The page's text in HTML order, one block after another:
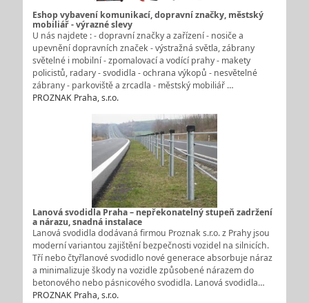
Eshop vybavení komunikací, dopravní značky, městský
mobiliář - výrazné slevy
U nás najdete : - dopravní značky a zařízení - nosiče a
upevnění dopravních značek - výstražná světla, zábrany
světelné i mobilní - zpomalovací a vodící prahy - makety
policistů, radary - svodidla - ochrana výkopů - nesvětelné
zábrany - parkoviště a zrcadla - městský mobiliář …
PROZNAK Praha, s.r.o.
Lanová svodidla Praha – nepřekonatelný stupeň zadržení
a nárazu, snadná instalace
Lanová svodidla dodávaná firmou Proznak s.r.o. z Prahy jsou
moderní variantou zajištění bezpečnosti vozidel na silnicích.
Tří nebo čtyřlanové svodidlo nové generace absorbuje náraz
a minimalizuje škody na vozidle způsobené nárazem do
betonového nebo pásnicového svodidla. Lanová svodidla…
PROZNAK Praha, s.r.o.